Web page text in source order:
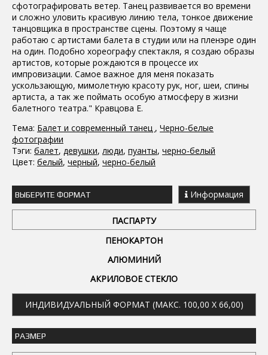
сфотографировать ветер. Танец развивается во времени
и сложно уловить красивую линию тела, тонкое движение
танцовщика в пространстве сцены. Поэтому я чаще
работаю с артистами балета в студии или на пленэре один
на один. Подобно хореографу спектакля, я создаю образы
артистов, которые рождаются в процессе их
импровизации. Самое важное для меня показать
ускользающую, мимолетную красоту рук, ног, шеи, спины
артиста, а так же поймать особую атмосферу в жизни
балетного театра." Кравцова Е.
Тема: Балет и современный танец , Черно-белые
фотографии
Тэги: балет, девушки, люди, пуанты, черно-белый
Цвет: белый, черный, черно-белый
ВЫБЕРИТЕ ФОРМАТ Информация
ПАСПАРТУ
ПЕНОКАРТОН
АЛЮМИНИЙ
АКРИЛОВОЕ СТЕКЛО
ИНДИВИДУАЛЬНЫЙ ФОРМАТ (МАКС. 100,00 X 66,00)
РАЗМЕР